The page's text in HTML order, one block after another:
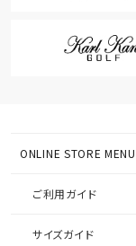
ONLINE STORE MENU
ご利用ガイド
サイズガイド